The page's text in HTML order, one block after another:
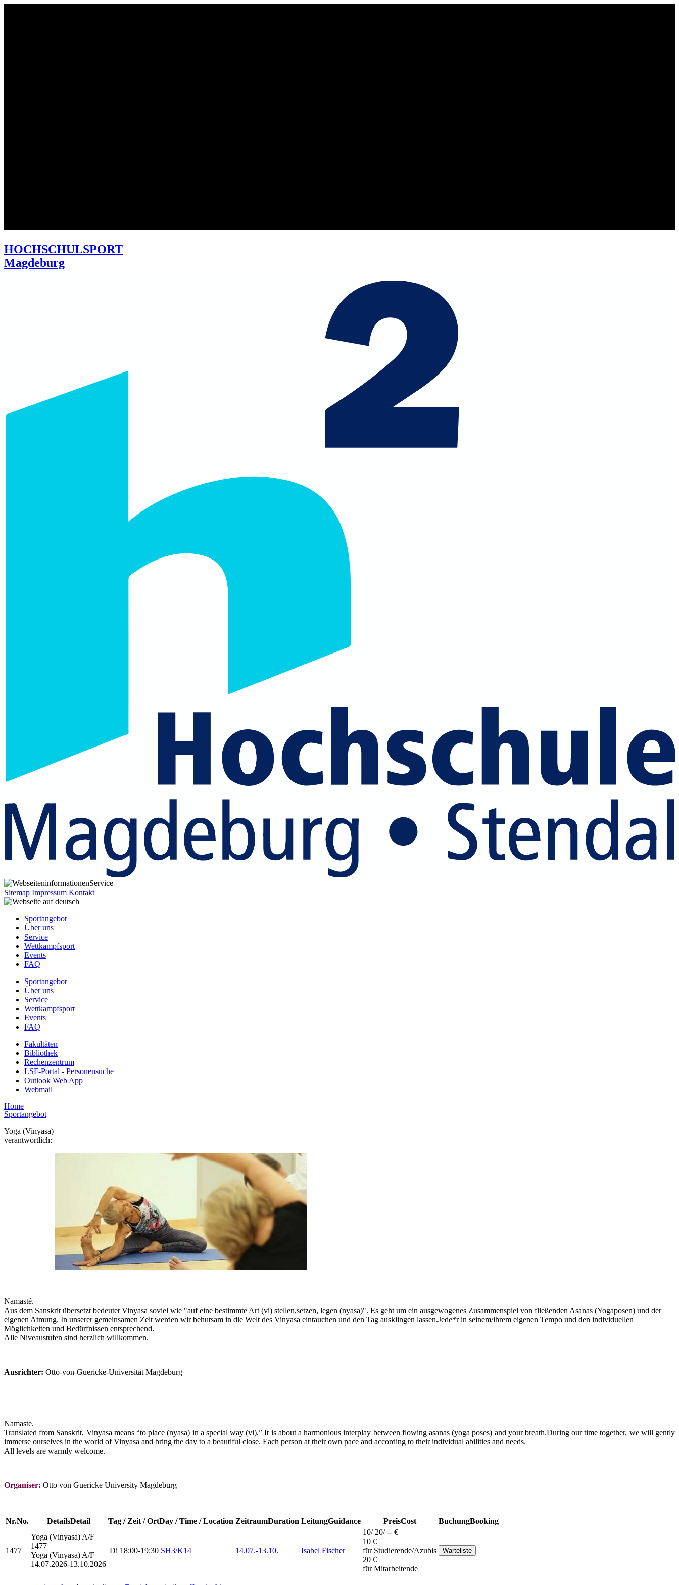
HOCHSCHULSPORT
Magdeburg
Service
Sitemap Impressum Kontakt
Sportangebot
Über uns
Service
Wettkampfsport
Events
FAQ
Sportangebot
Über uns
Service
Wettkampfsport
Events
FAQ
Fakultäten
Bibliothek
Rechenzentrum
LSF-Portal - Personensuche
Outlook Web App
Webmail
Home
Sportangebot
Yoga (Vinyasa)
verantwortlich:
Namasté.
Aus dem Sanskrit übersetzt bedeutet Vinyasa soviel wie "auf eine bestimmte Art (vi) stellen,setzen, legen (nyasa)". Es geht um ein ausgewogenes Zusammenspiel von fließenden Asanas (Yogaposen) und der
eigenen Atmung. In unserer gemeinsamen Zeit werden wir behutsam in die Welt des Vinyasa eintauchen und den Tag ausklingen lassen.Jede*r in seinem/ihrem eigenen Tempo und den individuellen
Möglichkeiten und Bedürfnissen entsprechend.
Alle Niveaustufen sind herzlich willkommen.
Ausrichter: Otto-von-Guericke-Universität Magdeburg
Namaste.
Translated from Sanskrit, Vinyasa means “to place (nyasa) in a special way (vi).” It is about a harmonious interplay between flowing asanas (yoga poses) and your breath.During our time together, we will gently
immerse ourselves in the world of Vinyasa and bring the day to a beautiful close. Each person at their own pace and according to their individual abilities and needs.
All levels are warmly welcome.
Organiser: Otto von Guericke University Magdeburg
Nr.No. DetailsDetail Tag / Zeit / OrtDay / Time / Location ZeitraumDuration LeitungGuidance PreisCost BuchungBooking
1477
Yoga (Vinyasa) A/F
1477
Yoga (Vinyasa) A/F
14.07.2026-13.10.2026
Di 18:00-19:30 SH3/K14 14.07.-13.10. Isabel Fischer
10/ 20/ -- €
10 €
für Studierende/Azubis
20 €
für Mitarbeitende